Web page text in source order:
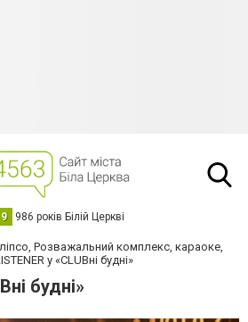
9 986 років Білій Церкві
Розважальний комплекс, караоке,
у «CLUBні будні»
будні»